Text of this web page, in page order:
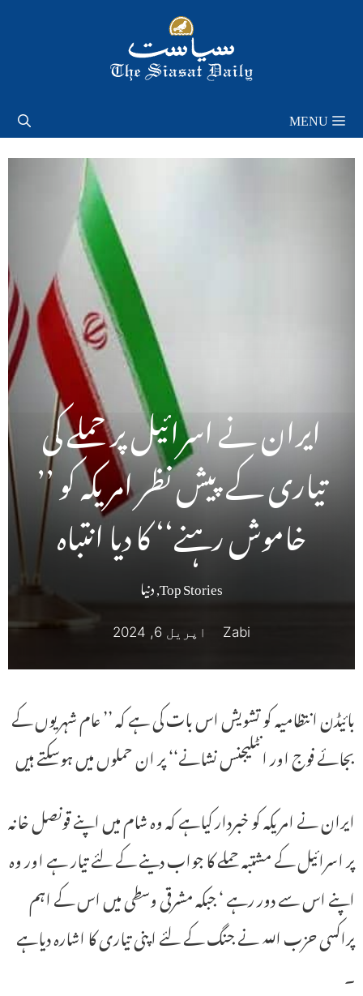
MENU
ایران نے اسرائیل پر حملے کی
تیاری کے پیش نظر امریکہ کو ’’
خاموش رہنے‘‘ کا دیا انتباہ
Top Stories
,دنیا
Zabi اپریل 6, 2024
بائیڈن انتظامیہ کو تشویش اس بات کی ہے کہ ’’ عام شہریوں کے
بجائے فوج اور انٹلیجنس نشانے‘‘ پر ان حملوں میں ہوسکتے ہیں
ایران نے امریکہ کو خبردار کیاہے کہ وہ شام میں اپنے قونصل خانہ
پر اسرائیل کے مشتبہ حملے کا جواب دینے کے لئے تیار ہے اور وہ
اپنے اس سے دور رہے ‘ جبکہ مشرقی وسطی میں اس کے اہم
پراکسی حزب اللہ نے جنگ کے لئے اپنی تیاری کا اشارہ دیاہے
۔